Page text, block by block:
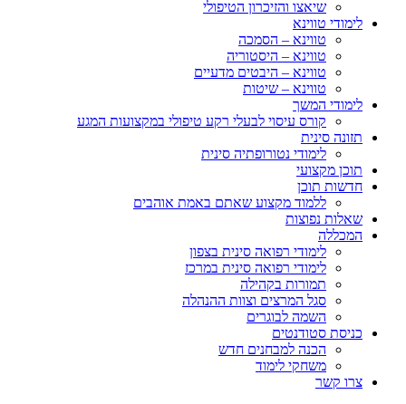
שיאצו והזיכרון הטיפולי
לימודי טווינא
טווינא – הסמכה
טווינא – היסטוריה
טווינא – היבטים מדעיים
טווינא – שיטות
לימודי המשך
קורס עיסוי לבעלי רקע טיפולי במקצועות המגע
תזונה סינית
לימודי נטורופתיה סינית
תוכן מקצועי
חדשות תוכן
ללמוד מקצוע שאתם באמת אוהבים
שאלות נפוצות
המכללה
לימודי רפואה סינית בצפון
לימודי רפואה סינית במרכז
תמורות בקהילה
סגל המרצים וצוות ההנהלה
השמה לבוגרים
כניסת סטודנטים
הכנה למבחנים חדש
משחקי לימוד
צרו קשר